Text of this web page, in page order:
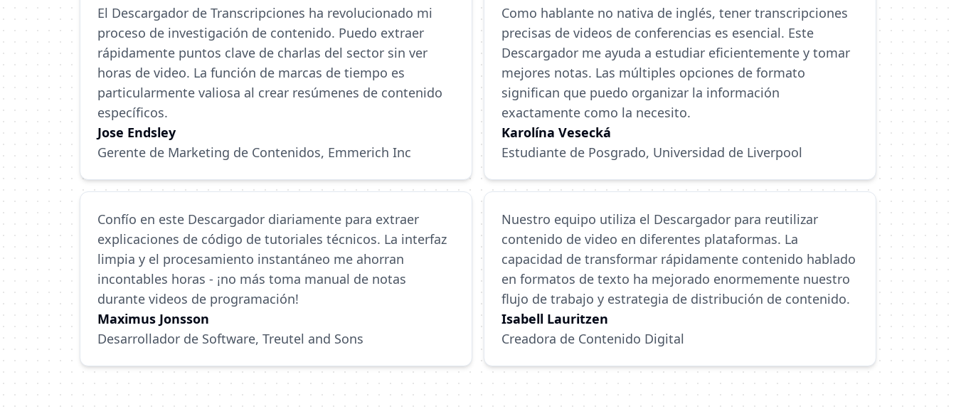
El Descargador de Transcripciones ha revolucionado mi
proceso de investigación de contenido. Puedo extraer
rápidamente puntos clave de charlas del sector sin ver
horas de video. La función de marcas de tiempo es
particularmente valiosa al crear resúmenes de contenido
específicos.
Jose Endsley
Gerente de Marketing de Contenidos, Emmerich Inc
Como hablante no nativa de inglés, tener transcripciones
precisas de videos de conferencias es esencial. Este
Descargador me ayuda a estudiar eficientemente y tomar
mejores notas. Las múltiples opciones de formato
significan que puedo organizar la información
exactamente como la necesito.
Karolína Vesecká
Estudiante de Posgrado, Universidad de Liverpool
Confío en este Descargador diariamente para extraer
explicaciones de código de tutoriales técnicos. La interfaz
limpia y el procesamiento instantáneo me ahorran
incontables horas - ¡no más toma manual de notas
durante videos de programación!
Maximus Jonsson
Desarrollador de Software, Treutel and Sons
Nuestro equipo utiliza el Descargador para reutilizar
contenido de video en diferentes plataformas. La
capacidad de transformar rápidamente contenido hablado
en formatos de texto ha mejorado enormemente nuestro
flujo de trabajo y estrategia de distribución de contenido.
Isabell Lauritzen
Creadora de Contenido Digital